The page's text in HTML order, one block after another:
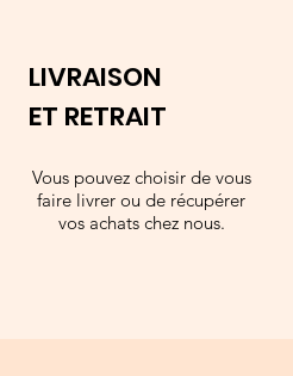
LIVRAISON
ET RETRAIT
Vous pouvez choisir de vous
faire livrer ou de récupérer
vos achats chez nous.